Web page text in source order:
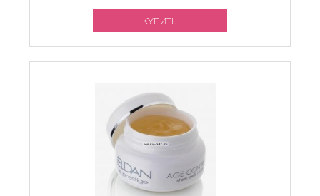
КУПИТЬ